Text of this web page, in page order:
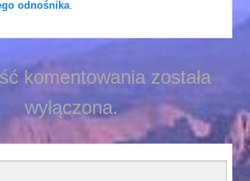
odnośnika
komentowania została
wyłączona.